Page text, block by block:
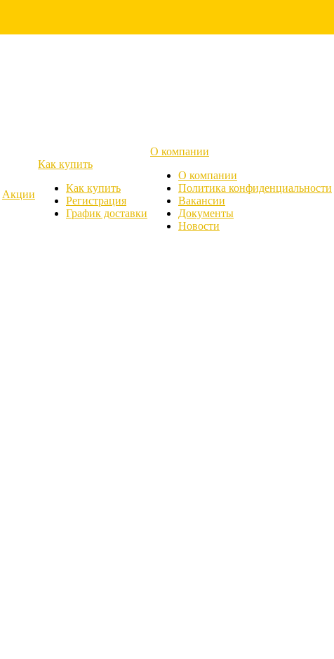
Акции
Как купить
Как купить
Регистрация
График доставки
О компании
О компании
Политика конфиденциальности
Вакансии
Документы
Новости